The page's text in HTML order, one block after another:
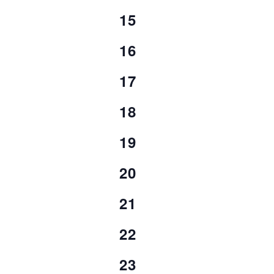
0
15
0
16
0
17
0
18
0
19
0
20
0
21
0
22
0
23